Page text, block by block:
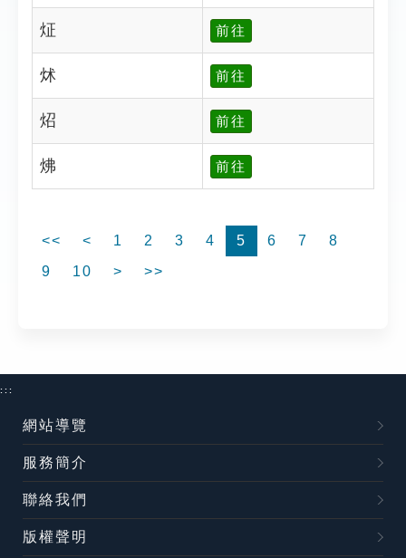
炡 前往
炢 前往
炤 前往
炥 前往
<< < 1 2 3 4 5 6 7
8
9
10 > >>
:::
網站導覽
服務簡介
聯絡我們
版權聲明